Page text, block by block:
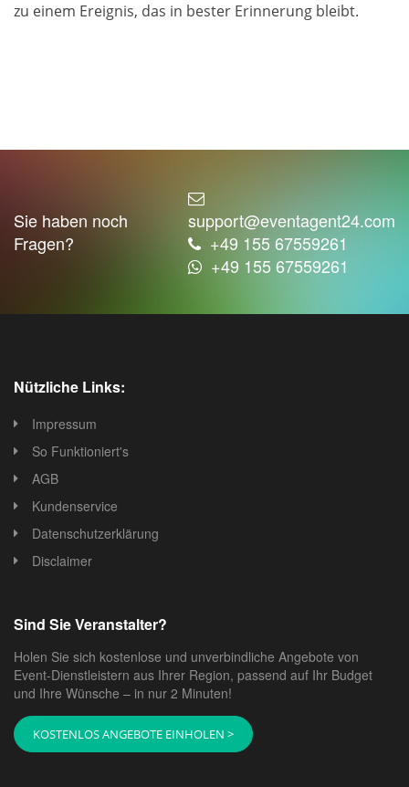
zu einem Ereignis, das in bester Erinnerung bleibt.
Sie haben noch
Fragen?
support@eventagent24.com
+49 155 67559261
+49 155 67559261
Nützliche Links:
Impressum
So Funktioniert's
AGB
Kundenservice
Datenschutzerklärung
Disclaimer
Sind Sie Veranstalter?
Holen Sie sich kostenlose und unverbindliche Angebote von
Event-Dienstleistern aus Ihrer Region, passend auf Ihr Budget
und Ihre Wünsche – in nur 2 Minuten!
KOSTENLOS ANGEBOTE EINHOLEN >